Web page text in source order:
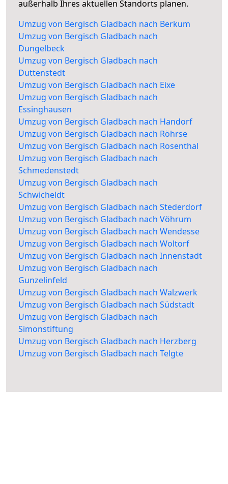
außerhalb Ihres aktuellen Standorts planen.
Umzug von Bergisch Gladbach nach Berkum
Umzug von Bergisch Gladbach nach
Dungelbeck
Umzug von Bergisch Gladbach nach
Duttenstedt
Umzug von Bergisch Gladbach nach Eixe
Umzug von Bergisch Gladbach nach
Essinghausen
Umzug von Bergisch Gladbach nach Handorf
Umzug von Bergisch Gladbach nach Röhrse
Umzug von Bergisch Gladbach nach Rosenthal
Umzug von Bergisch Gladbach nach
Schmedenstedt
Umzug von Bergisch Gladbach nach
Schwicheldt
Umzug von Bergisch Gladbach nach Stederdorf
Umzug von Bergisch Gladbach nach Vöhrum
Umzug von Bergisch Gladbach nach Wendesse
Umzug von Bergisch Gladbach nach Woltorf
Umzug von Bergisch Gladbach nach Innenstadt
Umzug von Bergisch Gladbach nach
Gunzelinfeld
Umzug von Bergisch Gladbach nach Walzwerk
Umzug von Bergisch Gladbach nach Südstadt
Umzug von Bergisch Gladbach nach
Simonstiftung
Umzug von Bergisch Gladbach nach Herzberg
Umzug von Bergisch Gladbach nach Telgte